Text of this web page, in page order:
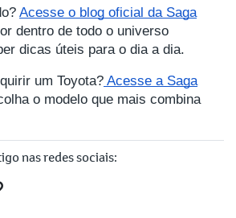
Acesse o blog oficial da Saga
dentro de todo o universo
dicas úteis para o dia a dia.
um Toyota? Acesse a Saga
o modelo que mais combina
nas redes sociais: